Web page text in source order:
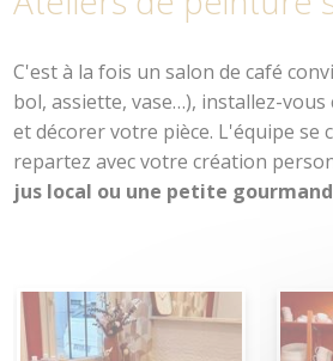
Trésors
Jardins et parcs
Centre Morbihan
Destination Cœur de
C'est à la fois un salon de café
bol, assiette, vase…), installez-
et décorer votre pièce. L'équipe se
repartez avec votre création
jus local ou une petite